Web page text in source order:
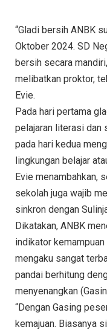
“Gladi bersih ANBK
Oktober 2024. SD
bersih secara
melibatkan proktor,
Evie.
Pada hari pertama
pelajaran literasi dan
pada hari kedua
lingkungan belajar
Evie menambahkan,
sekolah juga wajib
sinkron dengan
Dikatakan, ANBK
indikator
mengaku sangat
pandai berhitung
menyenangkan
“Dengan Gasing
kemajuan. Biasanya